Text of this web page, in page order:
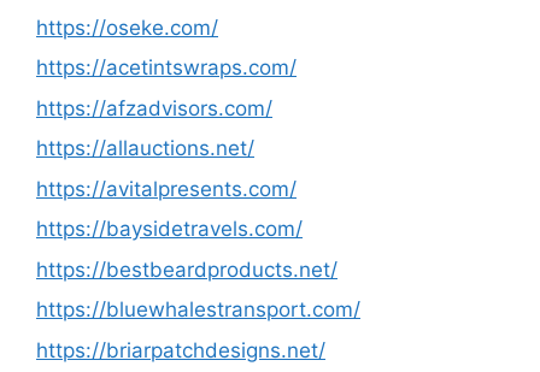
https://oseke.com/
https://acetintswraps.com/
https://afzadvisors.com/
https://allauctions.net/
https://avitalpresents.com/
https://baysidetravels.com/
https://bestbeardproducts.net/
https://bluewhalestransport.com/
https://briarpatchdesigns.net/